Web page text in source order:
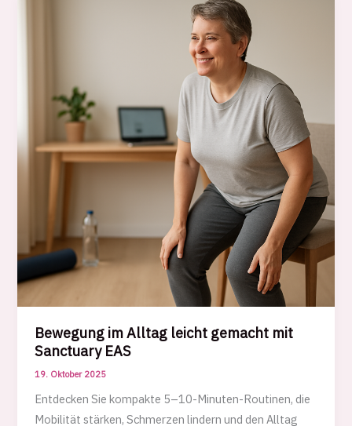
Bewegung im Alltag leicht gemacht mit
Sanctuary EAS
19. Oktober 2025
Entdecken Sie kompakte 5–10-Minuten-Routinen, die
Mobilität stärken, Schmerzen lindern und den Alltag